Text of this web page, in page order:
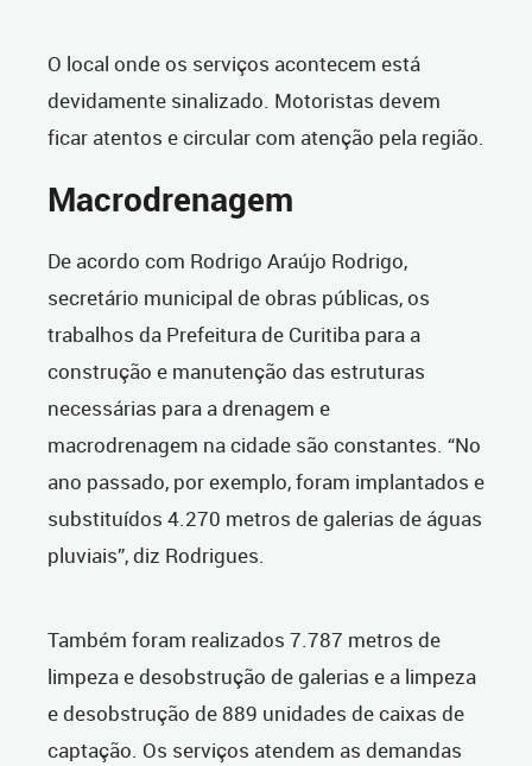
O local onde os serviços acontecem está
devidamente sinalizado. Motoristas devem
ficar atentos e circular com atenção pela região.
Macrodrenagem
De acordo com Rodrigo Araújo Rodrigo,
secretário municipal de obras públicas, os
trabalhos da Prefeitura de Curitiba para a
construção e manutenção das estruturas
necessárias para a drenagem e
macrodrenagem na cidade são constantes. “No
ano passado, por exemplo, foram implantados e
substituídos 4.270 metros de galerias de águas
pluviais”, diz Rodrigues.
Também foram realizados 7.787 metros de
limpeza e desobstrução de galerias e a limpeza
e desobstrução de 889 unidades de caixas de
captação. Os serviços atendem as demandas